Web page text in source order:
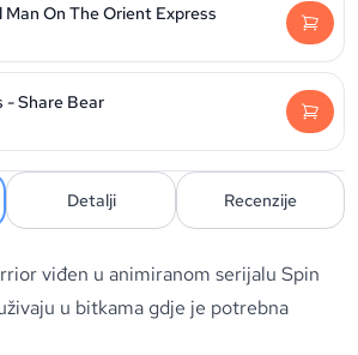
Man On The Orient Express
- Share Bear
Detalji Recenzije
viđen u animiranom serijalu Spin
u bitkama gdje je potrebna